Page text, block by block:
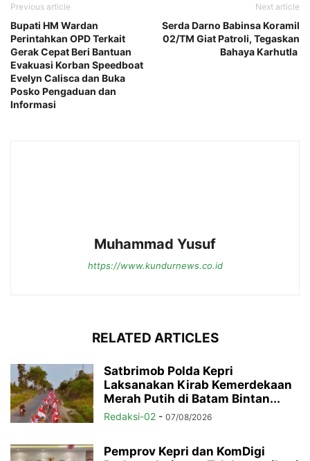
Previous article
Bupati HM Wardan
Perintahkan OPD Terkait
Gerak Cepat Beri Bantuan
Evakuasi Korban Speedboat
Evelyn Calisca dan Buka
Posko Pengaduan dan
Informasi
Next article
Serda Darno Babinsa Koramil
02/TM Giat Patroli, Tegaskan
Bahaya Karhutla
Muhammad Yusuf
https://www.kundurnews.co.id
RELATED ARTICLES
Satbrimob Polda Kepri
Laksanakan Kirab Kemerdekaan
Merah Putih di Batam Bintan...
Redaksi-02 - 07/08/2026
Pemprov Kepri dan KomDigi